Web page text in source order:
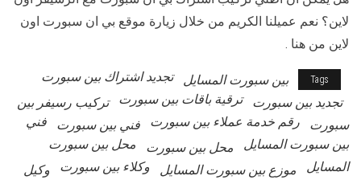
لاين؟ نعم عميلنا الكريم من خلال زيارة موقع بي ان سبورت اون
لاين من هنا .
Tags بين سبورت المسايل
تجديد اشتراك بين سبورت
تجديد بين سبورت
ترقية باقات بين سبورت
تركيب رسيفر بين
سبورت
رقم خدمة عملاء بين سبورت فني بين سبورت
فني
بين سبورت المسايل
محل بين سبورت
محل بين سبورت
المسايل
موزع بين سبورت المسايل وكلاء بين سبورت
وكيل